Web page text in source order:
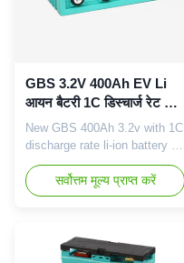
GBS 3.2V 400Ah EV Li
आयन बैटरी 1C डिस्चार्ज रेट के
साथ
New GBS 400Ah 3.2v with 1C
discharge rate li-ion battery for
EV Item Specification Model
GBS-LFP400Ah-A Pole screw
hole 1 hole Rated capacity
Standard charge rate 0.25C
सर्वोत्तम मूल्य प्राप्त करें